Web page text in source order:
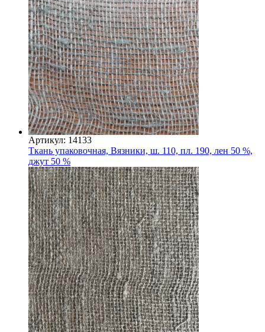
Артикул: 14133
Ткань упаковочная, Вязники, ш. 110, пл. 190, лен 50 %,
джут 50 %